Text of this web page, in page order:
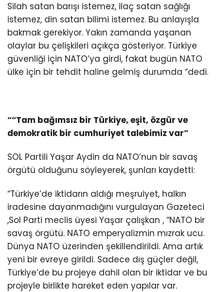
Silah satan barışı istemez, ilaç satan sağlığı
istemez, din satan bilimi istemez. Bu anlayışla
bakmak gerekiyor. Yakın zamanda yaşanan
olaylar bu çelişkileri açıkça gösteriyor. Türkiye
güvenliği için NATO’ya girdi, fakat bugün NATO
ülke için bir tehdit haline gelmiş durumda “dedi.
““Tam bağımsız bir Türkiye, eşit, özgür ve
demokratik bir cumhuriyet talebimiz var”
SOL Partili Yaşar Aydin da NATO’nun bir savaş
örgütü olduğunu söyleyerek, şunları kaydetti:
“Türkiye’de iktidarın aldığı meşruiyet, halkın
iradesine dayanmadığını vurgulayan Gazeteci
,Sol Parti meclis üyesi Yaşar çalışkan , “NATO bir
savaş örgütü. NATO emperyalizmin mızrak ucu.
Dünya NATO üzerinden şekillendirildi. Ama artık
yeni bir evreye girildi. Sadece dış güçler değil,
Türkiye’de bu projeye dahil olan bir iktidar ve bu
projeyle birlikte hareket eden yapılar var.